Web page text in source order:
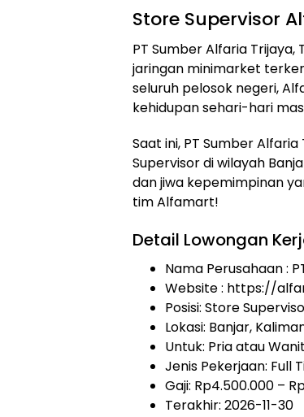
Store Supervisor
PT Sumber Alfaria
jaringan minimarket
seluruh pelosok negeri,
kehidupan sehari-hari
Saat ini, PT Sumber
Supervisor di wilayah
dan jiwa kepemimpinan
tim Alfamart!
Detail Lowongan
Nama Perusahaan :
Website : https://
Posisi: Store
Lokasi: Banjar,
Untuk: Pria atau
Jenis Pekerjaan: Full
Gaji: Rp4.500.000 –
Terakhir: 2026-11-30